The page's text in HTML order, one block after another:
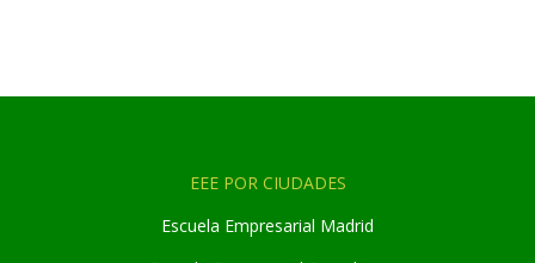
EEE POR CIUDADES
Escuela Empresarial Madrid